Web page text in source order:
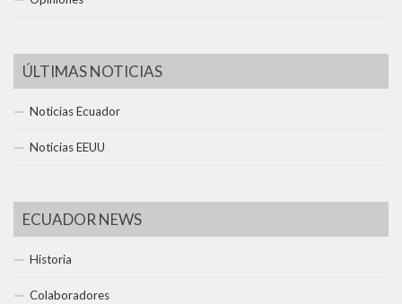
ÚLTIMAS NOTICIAS
Noticias Ecuador
Noticias EEUU
ECUADOR NEWS
Historia
Colaboradores